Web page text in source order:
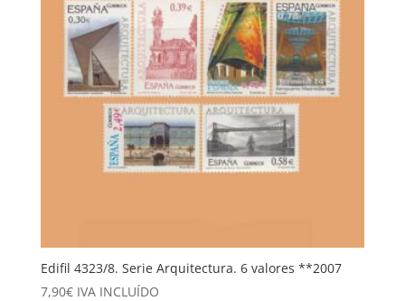
Edifil 4323/8. Serie Arquitectura. 6 valores **2007
7,90€ IVA INCLUÍDO